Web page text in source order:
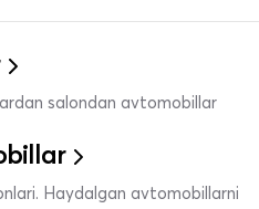
salondan avtomobillar
Haydalgan avtomobillarni